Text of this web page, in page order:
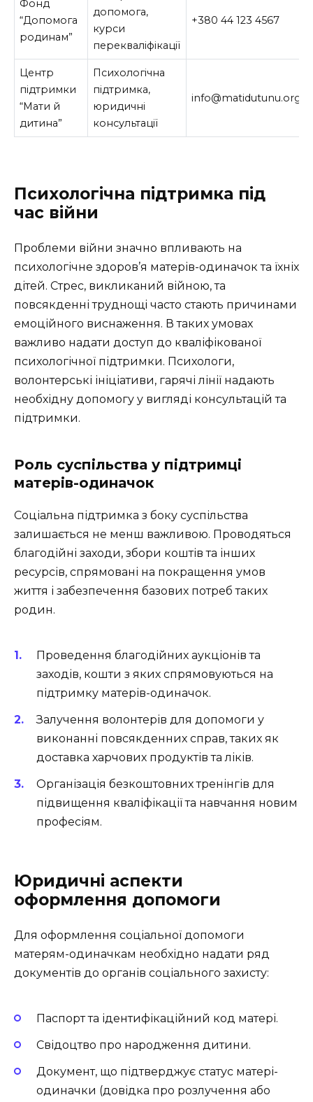
Фонд
“Допомога
родинам”
допомога,
курси
перекваліфікації
+380 44 123 4567
Центр
підтримки
“Мати й
дитина”
Психологічна
підтримка,
юридичні
консультації
info@matidutunu.org
Психологічна підтримка під
час війни
Проблеми війни значно впливають на
психологічне здоров’я матерів-одиначок та їхніх
дітей. Стрес, викликаний війною, та
повсякденні труднощі часто стають причинами
емоційного виснаження. В таких умовах
важливо надати доступ до кваліфікованої
психологічної підтримки. Психологи,
волонтерські ініціативи, гарячі лінії надають
необхідну допомогу у вигляді консультацій та
підтримки.
Роль суспільства у підтримці
матерів-одиначок
Соціальна підтримка з боку суспільства
залишається не менш важливою. Проводяться
благодійні заходи, збори коштів та інших
ресурсів, спрямовані на покращення умов
життя і забезпечення базових потреб таких
родин.
Проведення благодійних аукціонів та
заходів, кошти з яких спрямовуються на
підтримку матерів-одиначок.
Залучення волонтерів для допомоги у
виконанні повсякденних справ, таких як
доставка харчових продуктів та ліків.
Організація безкоштовних тренінгів для
підвищення кваліфікації та навчання новим
професіям.
Юридичні аспекти
оформлення допомоги
Для оформлення соціальної допомоги
матерям-одиначкам необхідно надати ряд
документів до органів соціального захисту:
Паспорт та ідентифікаційний код матері.
Свідоцтво про народження дитини.
Документ, що підтверджує статус матері-
одиначки (довідка про розлучення або